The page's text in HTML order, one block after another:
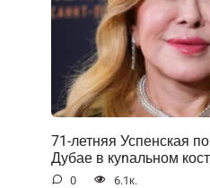
71-летняя Успенская
Дубае в куnальном
0 6.1к.